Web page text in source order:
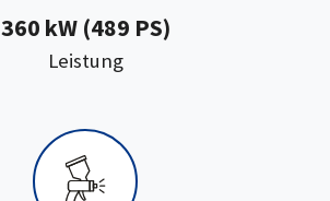
Leistung:
360 kW (489 PS)